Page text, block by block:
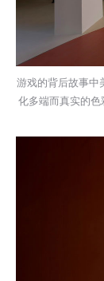
游戏的背后故事中
化多端而真实的